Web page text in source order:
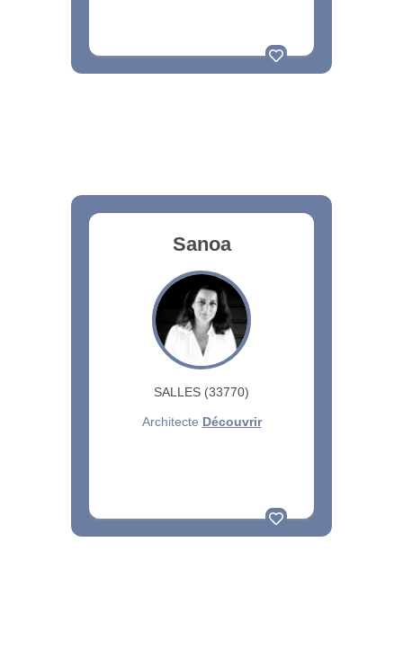
Sanoa
SALLES (33770)
Architecte Découvrir